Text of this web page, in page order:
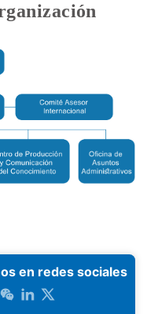
en redes sociales